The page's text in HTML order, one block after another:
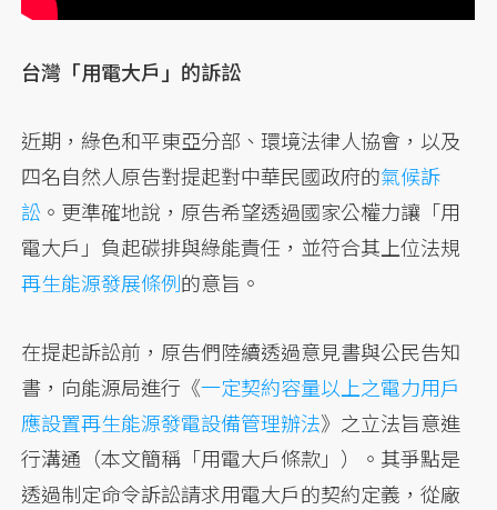
台灣「用電大戶」的訴訟
近期，綠色和平東亞分部、環境法律人協會，以及
四名自然人原告對提起對中華民國政府的氣候訴
訟 。更準確地說，原告希望透過國家公權力讓「用
電大戶」負起碳排與綠能責任，並符合其上位法規
再生能源發展條例的意旨。
在提起訴訟前，原告們陸續透過意見書與公民告知
書，向能源局進行《一定契約容量以上之電力用戶
應設置再生能源發電設備管理辦法》之立法旨意進
行溝通（本文簡稱「用電大戶條款」）。其爭點是
透過制定命令訴訟請求用電大戶的契約定義，從廠